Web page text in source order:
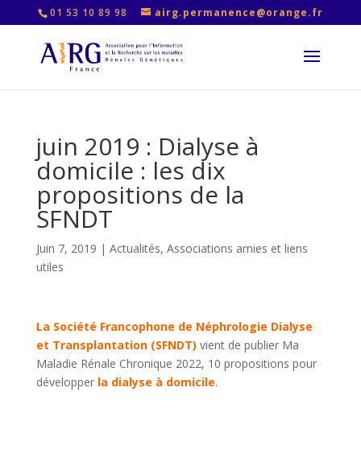
01 53 10 89 98 airg.permanence@orange.fr
juin 2019 : Dialyse à
domicile : les dix
propositions de la
SFNDT
Juin 7, 2019 | Actualités, Associations amies et liens
utiles
La Société Francophone de Néphrologie Dialyse
et Transplantation (SFNDT) vient de publier Ma
Maladie Rénale Chronique 2022, 10 propositions pour
développerla dialyse à domicile.